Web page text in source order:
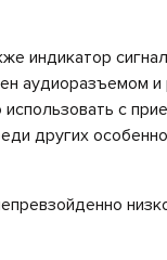
индикатор
аудиоразъемом
с
других